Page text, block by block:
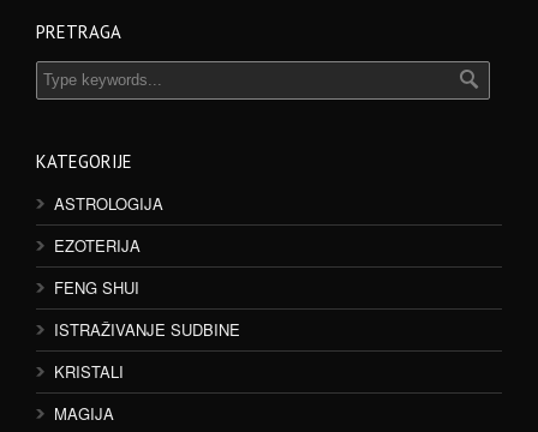
PRETRAGA
KATEGORIJE
ASTROLOGIJA
EZOTERIJA
FENG SHUI
ISTRAŽIVANJE SUDBINE
KRISTALI
MAGIJA